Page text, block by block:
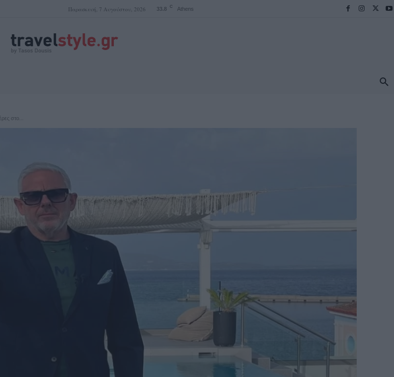
Παρασκευή, 7 Αυγούστου, 2026 33.8 C Athens
στο...